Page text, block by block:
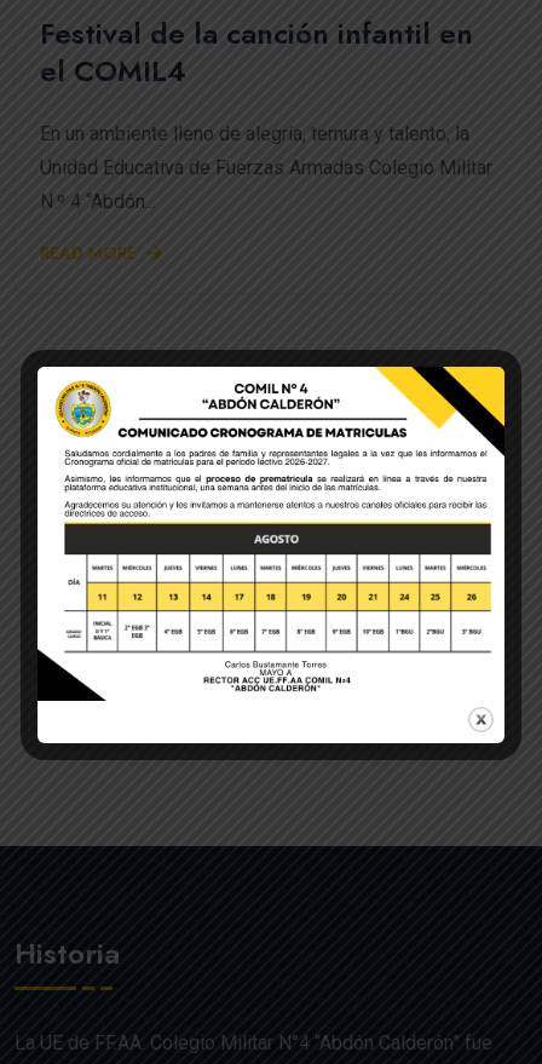
Festival de la canción infantil en
el COMIL4
En un ambiente lleno de alegría, ternura y talento, la
Unidad Educativa de Fuerzas Armadas Colegio Militar
N.º 4 “Abdón...
READ MORE
Historia
La UE de FF.AA. Colegio Militar N°4 “Abdón Calderón” fue